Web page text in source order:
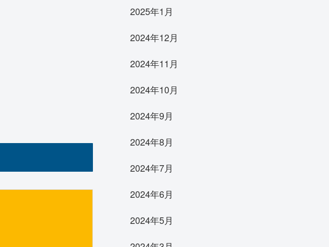
2025年1月
2024年12月
2024年11月
2024年10月
2024年9月
2024年8月
2024年7月
2024年6月
2024年5月